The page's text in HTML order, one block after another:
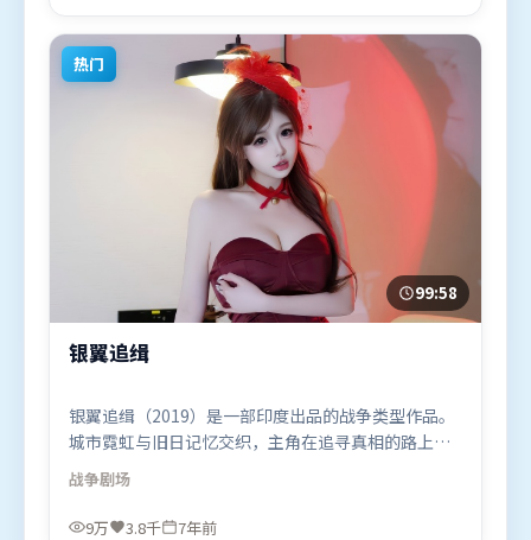
上线，适合喜欢爱情题材的观众观看。
热门
99:58
银翼追缉
银翼追缉（2019）是一部印度出品的战争类型作品。
城市霓虹与旧日记忆交织，主角在追寻真相的路上不
断付出代价。高潮段落信息密度高，情绪释放与主题
回扣同时完成。由丹尼斯·维伦纽瓦执导，吴京、廖
凡、迪皮卡·帕度柯妮，易烊千玺、胡歌等联袂出
战争剧场
9万 3.8千 7年前